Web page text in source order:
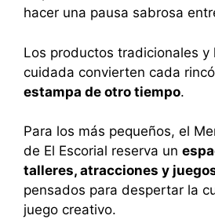
hacer una pausa sabrosa
Los productos tradicionales y
cuidada convierten cada
estampa de otro tiempo.
Para los más pequeños, el
de El Escorial reserva un
talleres, atracciones y
pensados para despertar la
juego creativo.